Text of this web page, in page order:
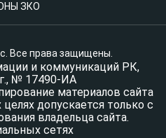
ЗКО
Все права защищены.
и коммуникаций РК,
№ 17490-ИА
материалов сайта
допускается только с
владельца сайта.
сетях